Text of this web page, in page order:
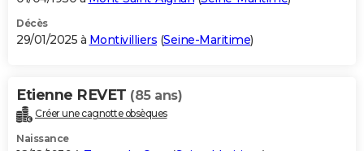
Décès
29/01/2025 à Montivilliers (Seine-Maritime)
Etienne REVET (85 ans)
Créer une cagnotte obsèques
Naissance